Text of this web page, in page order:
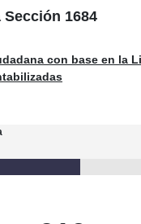
Sección 1684
con base en la